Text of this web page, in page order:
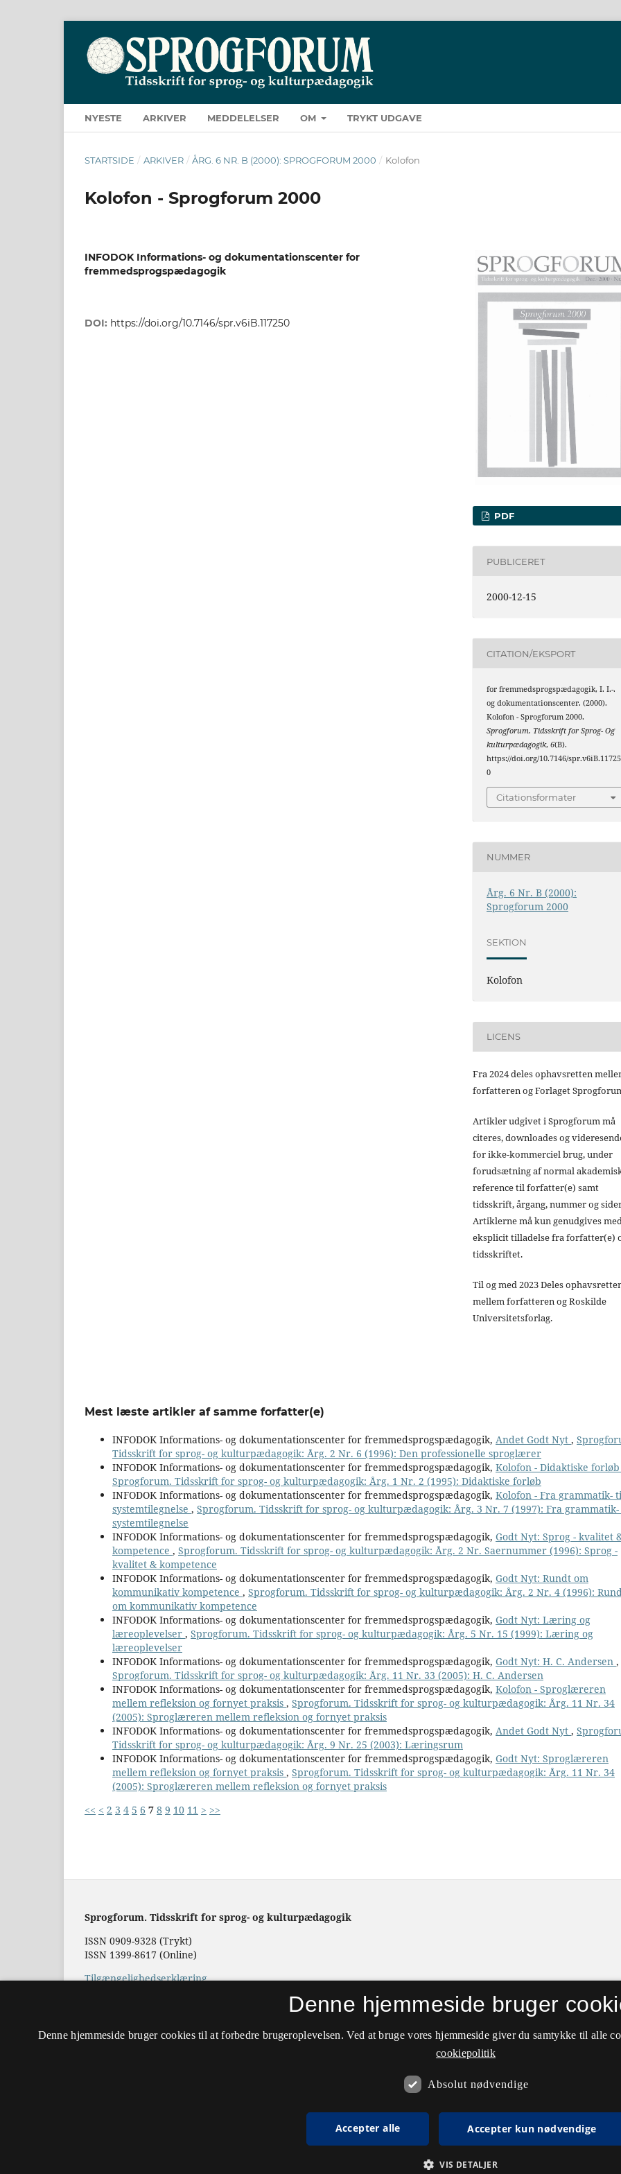
NYESTE ARKIVER MEDDELELSER OM TRYKT UDGAVE
STARTSIDE / ARKIVER / ÅRG. 6 NR. B (2000): SPROGFORUM 2000 / Kolofon
Kolofon - Sprogforum 2000
INFODOK Informations- og dokumentationscenter for
fremmedsprogspædagogik
DOI: https://doi.org/10.7146/spr.v6iB.117250
PDF
PUBLICERET
2000-12-15
CITATION/EKSPORT
for fremmedsprogspædagogik, I. I.-.
og dokumentationscenter. (2000).
Kolofon - Sprogforum 2000.
Sprogforum. Tidsskrift for Sprog- Og
kulturpædagogik,6(B).
https://doi.org/10.7146/spr.v6iB.11725
0
Citationsformater
NUMMER
Årg. 6 Nr. B (2000):
Sprogforum 2000
SEKTION
Kolofon
LICENS
Fra 2024 deles ophavsretten
forfatteren og Forlaget
Artikler udgivet i Sprogforum må
citeres, downloades og
for ikke-kommerciel brug, under
forudsætning af normal
reference til forfatter(e) samt
tidsskrift, årgang, nummer og
Artiklerne må kun genudgives
eksplicit tilladelse fra forfatter(e)
tidsskriftet.
Til og med 2023 Deles
mellem forfatteren og Roskilde
Universitetsforlag.
Mest læste artikler af samme forfatter(e)
INFODOK Informations- og dokumentationscenter for fremmedsprogspædagogik, Andet Godt Nyt ,
Tidsskrift for sprog- og kulturpædagogik: Årg. 2 Nr. 6 (1996): Den professionelle sproglærer
INFODOK Informations- og dokumentationscenter for fremmedsprogspædagogik, Kolofon - Didaktiske
Sprogforum. Tidsskrift for sprog- og kulturpædagogik: Årg. 1 Nr. 2 (1995): Didaktiske forløb
INFODOK Informations- og dokumentationscenter for fremmedsprogspædagogik, Kolofon - Fra grammatik-
systemtilegnelse , Sprogforum. Tidsskrift for sprog- og kulturpædagogik: Årg. 3 Nr. 7 (1997): Fra
systemtilegnelse
INFODOK Informations- og dokumentationscenter for fremmedsprogspædagogik, Godt Nyt: Sprog - kvalitet
kompetence , Sprogforum. Tidsskrift for sprog- og kulturpædagogik: Årg. 2 Nr. Saernummer (1996): Sprog -
kvalitet & kompetence
INFODOK Informations- og dokumentationscenter for fremmedsprogspædagogik, Godt Nyt: Rundt om
kommunikativ kompetence , Sprogforum. Tidsskrift for sprog- og kulturpædagogik: Årg. 2 Nr. 4 (1996):
om kommunikativ kompetence
INFODOK Informations- og dokumentationscenter for fremmedsprogspædagogik, Godt Nyt: Læring og
læreoplevelser , Sprogforum. Tidsskrift for sprog- og kulturpædagogik: Årg. 5 Nr. 15 (1999): Læring og
læreoplevelser
INFODOK Informations- og dokumentationscenter for fremmedsprogspædagogik, Godt Nyt: H. C. Andersen ,
Sprogforum. Tidsskrift for sprog- og kulturpædagogik: Årg. 11 Nr. 33 (2005): H. C. Andersen
INFODOK Informations- og dokumentationscenter for fremmedsprogspædagogik, Kolofon - Sproglæreren
mellem refleksion og fornyet praksis , Sprogforum. Tidsskrift for sprog- og kulturpædagogik: Årg. 11 Nr. 34
(2005): Sproglæreren mellem refleksion og fornyet praksis
INFODOK Informations- og dokumentationscenter for fremmedsprogspædagogik, Andet Godt Nyt ,
Tidsskrift for sprog- og kulturpædagogik: Årg. 9 Nr. 25 (2003): Læringsrum
INFODOK Informations- og dokumentationscenter for fremmedsprogspædagogik, Godt Nyt: Sproglæreren
mellem refleksion og fornyet praksis , Sprogforum. Tidsskrift for sprog- og kulturpædagogik: Årg. 11 Nr. 34
(2005): Sproglæreren mellem refleksion og fornyet praksis
<< < 2 3 4 5 6 7 8 9 10 11 > >>
Sprogforum. Tidsskrift for sprog- og kulturpædagogik
ISSN 0909-9328 (Trykt)
ISSN 1399-8617 (Online)
Tilgængelighedserklæring
Denne hjemmeside bruger
Denne hjemmeside bruger cookies til at forbedre brugeroplevelsen. Ved at bruge vores hjemmeside giver du samtykke til alle
cookiepolitik
Absolut nødvendige
Accepter alle Accepter kun nødvendige
VIS DETALJER